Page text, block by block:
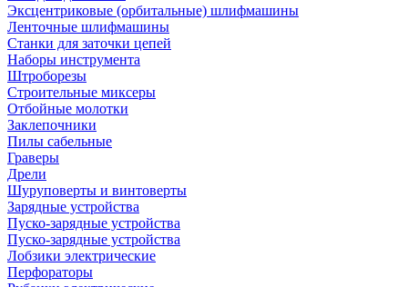
Эксцентриковые (орбитальные) шлифмашины
Ленточные шлифмашины
Станки для заточки цепей
Наборы инструмента
Штроборезы
Строительные миксеры
Отбойные молотки
Заклепочники
Пилы сабельные
Граверы
Дрели
Шуруповерты и винтоверты
Зарядные устройства
Пуско-зарядные устройства
Пуско-зарядные устройства
Лобзики электрические
Перфораторы